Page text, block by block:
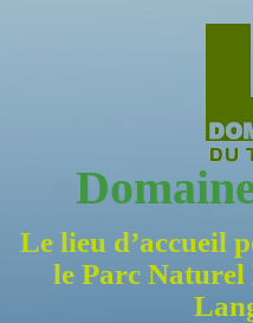
Le lieu d’accueil
le Parc